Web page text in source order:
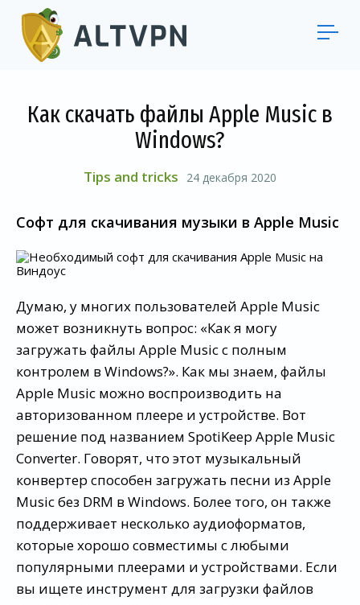
Как скачать файлы Apple Music в
Windows?
Tips and tricks 24 декабря 2020
Софт для скачивания музыки в Apple Music
Думаю, у многих пользователей Apple Music
может возникнуть вопрос: «Как я могу
загружать файлы Apple Music с полным
контролем в Windows?». Как мы знаем, файлы
Apple Music можно воспроизводить на
авторизованном плеере и устройстве. Вот
решение под названием SpotiKeep Apple Music
Converter. Говорят, что этот музыкальный
конвертер способен загружать песни из Apple
Music без DRM в Windows. Более того, он также
поддерживает несколько аудиоформатов,
которые хорошо совместимы с любыми
популярными плеерами и устройствами. Если
вы ищете инструмент для загрузки файлов